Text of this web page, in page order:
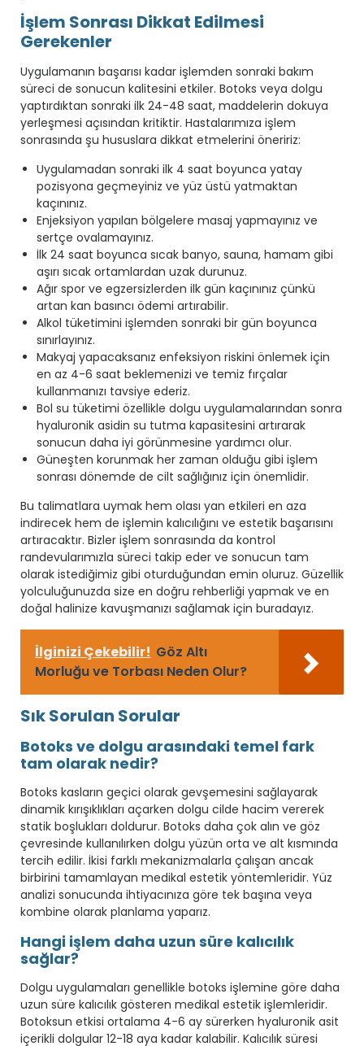
İşlem Sonrası Dikkat Edilmesi
Gerekenler
Uygulamanın başarısı kadar işlemden sonraki bakım
süreci de sonucun kalitesini etkiler. Botoks veya dolgu
yaptırdıktan sonraki ilk 24-48 saat, maddelerin dokuya
yerleşmesi açısından kritiktir. Hastalarımıza işlem
sonrasında şu hususlara dikkat etmelerini öneririz:
Uygulamadan sonraki ilk 4 saat boyunca yatay
pozisyona geçmeyiniz ve yüz üstü yatmaktan
kaçınınız.
Enjeksiyon yapılan bölgelere masaj yapmayınız ve
sertçe ovalamayınız.
İlk 24 saat boyunca sıcak banyo, sauna, hamam gibi
aşırı sıcak ortamlardan uzak durunuz.
Ağır spor ve egzersizlerden ilk gün kaçınınız çünkü
artan kan basıncı ödemi artırabilir.
Alkol tüketimini işlemden sonraki bir gün boyunca
sınırlayınız.
Makyaj yapacaksanız enfeksiyon riskini önlemek için
en az 4-6 saat beklemenizi ve temiz fırçalar
kullanmanızı tavsiye ederiz.
Bol su tüketimi özellikle dolgu uygulamalarından sonra
hyaluronik asidin su tutma kapasitesini artırarak
sonucun daha iyi görünmesine yardımcı olur.
Güneşten korunmak her zaman olduğu gibi işlem
sonrası dönemde de cilt sağlığınız için önemlidir.
Bu talimatlara uymak hem olası yan etkileri en aza
indirecek hem de işlemin kalıcılığını ve estetik başarısını
artıracaktır. Bizler işlem sonrasında da kontrol
randevularımızla süreci takip eder ve sonucun tam
olarak istediğimiz gibi oturduğundan emin oluruz. Güzellik
yolculuğunuzda size en doğru rehberliği yapmak ve en
doğal halinize kavuşmanızı sağlamak için buradayız.
İlginizi Çekebilir! Göz Altı
Morluğu ve Torbası Neden Olur?
Sık Sorulan Sorular
Botoks ve dolgu arasındaki temel fark
tam olarak nedir?
Botoks kasların geçici olarak gevşemesini sağlayarak
dinamik kırışıklıkları açarken dolgu cilde hacim vererek
statik boşlukları doldurur. Botoks daha çok alın ve göz
çevresinde kullanılırken dolgu yüzün orta ve alt kısmında
tercih edilir. İkisi farklı mekanizmalarla çalışan ancak
birbirini tamamlayan medikal estetik yöntemleridir. Yüz
analizi sonucunda ihtiyacınıza göre tek başına veya
kombine olarak planlama yaparız.
Hangi işlem daha uzun süre kalıcılık
sağlar?
Dolgu uygulamaları genellikle botoks işlemine göre daha
uzun süre kalıcılık gösteren medikal estetik işlemleridir.
Botoksun etkisi ortalama 4-6 ay sürerken hyaluronik asit
içerikli dolgular 12-18 aya kadar kalabilir. Kalıcılık süresi